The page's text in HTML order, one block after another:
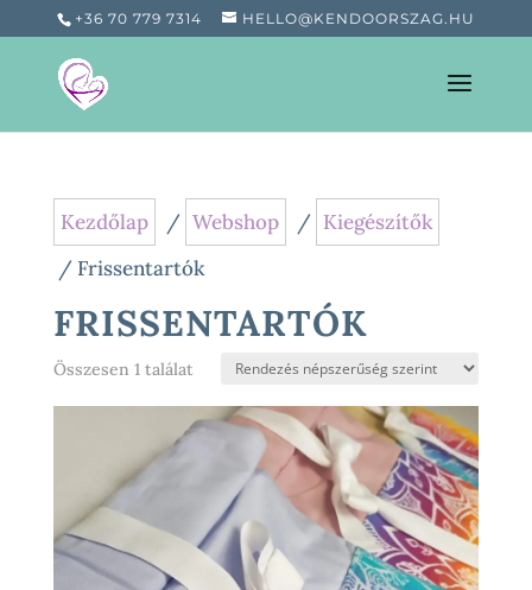
+36 70 779 7314 HELLO@KENDOORSZAG.HU
Kezdőlap / Webshop / Kiegészítők
/ Frissentartók
FRISSENTARTÓK
Összesen 1 találat